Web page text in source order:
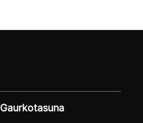
Gaurkotasuna